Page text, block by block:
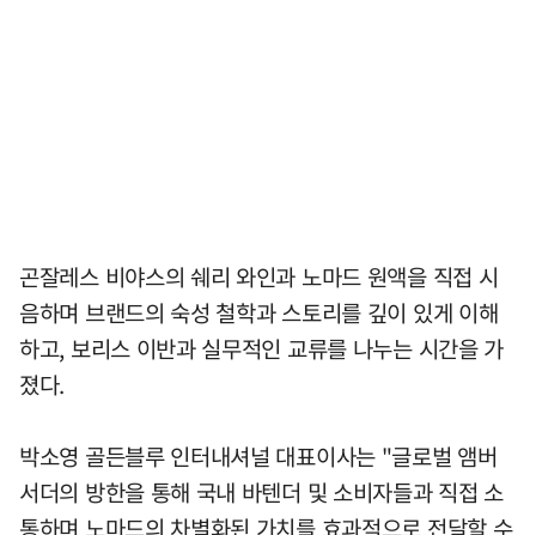
곤잘레스 비야스의 쉐리 와인과 노마드 원액을 직접 시
음하며 브랜드의 숙성 철학과 스토리를 깊이 있게 이해
하고, 보리스 이반과 실무적인 교류를 나누는 시간을 가
졌다.
박소영 골든블루 인터내셔널 대표이사는 "글로벌 앰버
서더의 방한을 통해 국내 바텐더 및 소비자들과 직접 소